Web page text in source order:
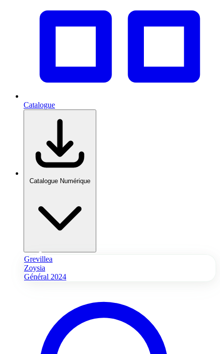
Catalogue
Catalogue Numérique
Grevillea
Zoysia
Général 2024